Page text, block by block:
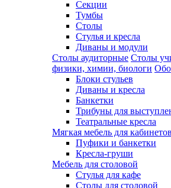
Секции
Тумбы
Столы
Стулья и кресла
Диваны и модули
Столы аудиторные Столы
физики, химии, биологи
Блоки стульев
Диваны и кресла
Банкетки
Трибуны для
Театральные кресла
Мягкая мебель для
Пуфики и банкетки
Кресла-груши
Мебель для столовой
Cтулья для кафе
Cтолы для столовой